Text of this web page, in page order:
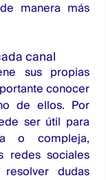
manera más
canal
sus propias
conocer
de ellos. Por
ser útil para
o compleja,
redes sociales
dudas